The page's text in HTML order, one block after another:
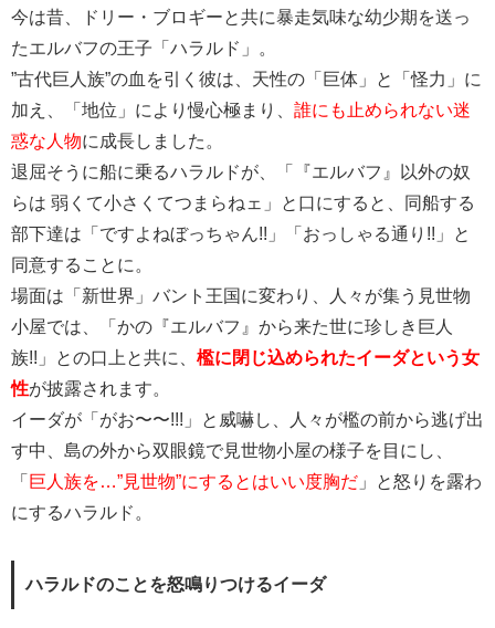
今は昔、ドリー・ブロギーと共に暴走気味な幼少期を送っ
たエルバフの王子「ハラルド」。
”古代巨人族”の血を引く彼は、天性の「巨体」と「怪力」に
加え、「地位」により慢心極まり、 誰にも止められない迷
惑な人物に成長しました。
退屈そうに船に乗るハラルドが、「『エルバフ』以外の奴
らは 弱くて小さくてつまらねェ」と口にすると、同船する
部下達は「ですよねぼっちゃん!!」「おっしゃる通り!!」と
同意することに。
場面は「新世界」バント王国に変わり、人々が集う見世物
小屋では、「かの『エルバフ』から来た世に珍しき巨人
族!!」との口上と共に、 檻に閉じ込められたイーダという女
性が披露されます。
イーダが「がお〜〜!!!」と威嚇し、人々が檻の前から逃げ出
す中、島の外から双眼鏡で見世物小屋の様子を目にし、
「 巨人族を…”見世物”にするとはいい度胸だ 」と怒りを露わ
にするハラルド。
ハラルドのことを怒鳴りつけるイーダ